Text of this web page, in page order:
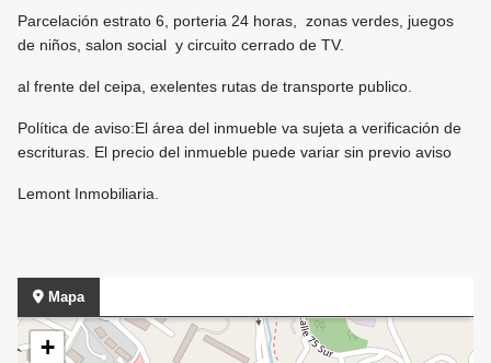
Parcelación estrato 6, porteria 24 horas, zonas verdes, juegos
de niños, salon social y circuito cerrado de TV.
al frente del ceipa, exelentes rutas de transporte publico.
Política de aviso:El área del inmueble va sujeta a verificación de
escrituras. El precio del inmueble puede variar sin previo aviso
Lemont Inmobiliaria.
Mapa
+